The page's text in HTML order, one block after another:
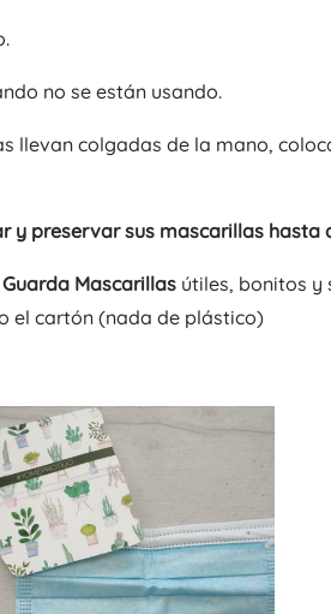
no se están usando.
llevan colgadas de la mano,
preservar sus mascarillas hasta
Guarda Mascarillas útiles, bonitos y
el cartón (nada de plástico)